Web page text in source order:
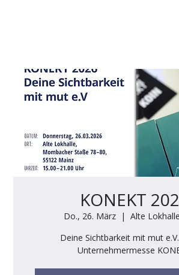
KONEKT
Do., 26. März
  |
Alte
Deine Sichtbarkeit mit mut
Unternehmermesse